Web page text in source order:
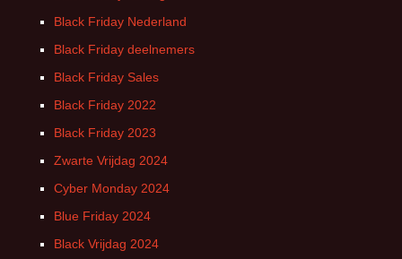
Black Friday Nederland
Black Friday deelnemers
Black Friday Sales
Black Friday 2022
Black Friday 2023
Zwarte Vrijdag 2024
Cyber Monday 2024
Blue Friday 2024
Black Vrijdag 2024